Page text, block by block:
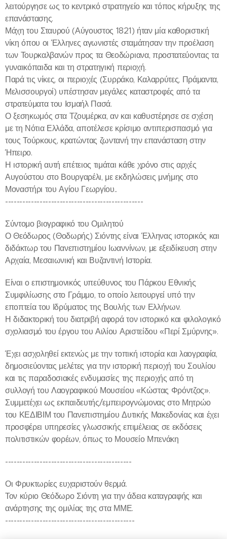
λειτούργησε ως το κεντρικό στρατηγείο και τόπος κήρυξης της
επανάστασης.
Μάχη του Σταυρού (Αύγουστος 1821) ήταν μία καθοριστική
νίκη όπου οι Έλληνες αγωνιστές σταμάτησαν την προέλαση
των Τουρκαλβανών προς τα Θεοδώριανα, προστατεύοντας τα
γυναικόπαιδα και τη στρατηγική περιοχή.
Παρά τις νίκες, οι περιοχές (Συρράκο, Καλαρρύτες, Πράμαντα,
Μελισσουργοί) υπέστησαν μεγάλες καταστροφές από τα
στρατεύματα του Ισμαήλ Πασά.
Ο ξεσηκωμός στα Τζουμέρκα, αν και καθυστέρησε σε σχέση
με τη Νότια Ελλάδα, αποτέλεσε κρίσιμο αντιπερισπασμό για
τους Τούρκους, κρατώντας ζωντανή την επανάσταση στην
Ήπειρο.
Η ιστορική αυτή επέτειος τιμάται κάθε χρόνο στις αρχές
Αυγούστου στο Βουργαρέλι, με εκδηλώσεις μνήμης στο
Μοναστήρι του Αγίου Γεωργίου..
------------------------------------------------
Σύντομο βιογραφικό του Ομιλητού
Ο Θεόδωρος (Θοδωρής) Σιόντης είναι Έλληνας ιστορικός και
διδάκτωρ του Πανεπιστημίου Ιωαννίνων, με εξειδίκευση στην
Αρχαία, Μεσαιωνική και Βυζαντινή Ιστορία.
Είναι ο επιστημονικός υπεύθυνος του Πάρκου Εθνικής
Συμφιλίωσης στο Γράμμο, το οποίο λειτουργεί υπό την
εποπτεία του Ιδρύματος της Βουλής των Ελλήνων.
Η διδακτορική του διατριβή αφορά τον ιστορικό και φιλολογικό
σχολιασμό του έργου του Αιλίου Αριστείδου «Περί Σμύρνης».
Έχει ασχοληθεί εκτενώς με την τοπική ιστορία και λαογραφία,
δημοσιεύοντας μελέτες για την ιστορική περιοχή του Σουλίου
και τις παραδοσιακές ενδυμασίες της περιοχής από τη
συλλογή του Λαογραφικού Μουσείου «Κώστας Φρόντζος».
Συμμετέχει ως εκπαιδευτής/εμπειρογνώμονας στο Μητρώο
του ΚΕΔΙΒΙΜ του Πανεπιστημίου Δυτικής Μακεδονίας και έχει
προσφέρει υπηρεσίες γλωσσικής επιμέλειας σε εκδόσεις
πολιτιστικών φορέων, όπως το Μουσείο Μπενάκη
--------------------------------------------
Οι Φρυκτωρίες ευχαριστούν θερμά.
Τον κύριο Θεόδωρο Σιόντη για την άδεια καταγραφής και
ανάρτησης της ομιλίας της στα ΜΜΕ.
---------------------------------------------